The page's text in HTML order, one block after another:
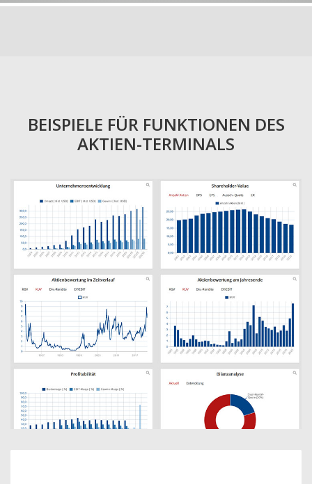
BEISPIELE FÜR FUNKTIONEN DES
AKTIEN-TERMINALS